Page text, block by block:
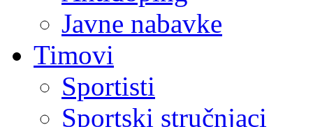
Javne nabavke
Timovi
Sportisti
Sportski stručnjaci